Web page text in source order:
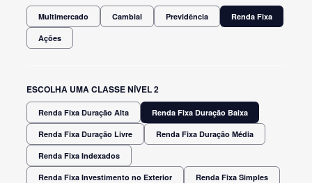
Multimercado Cambial Previdência Renda Fixa
Ações
ESCOLHA UMA CLASSE NÍVEL 2
Renda Fixa Duração Alta Renda Fixa Duração Baixa
Renda Fixa Duração Livre Renda Fixa Duração Média
Renda Fixa Indexados
Renda Fixa Investimento no Exterior Renda Fixa Simples